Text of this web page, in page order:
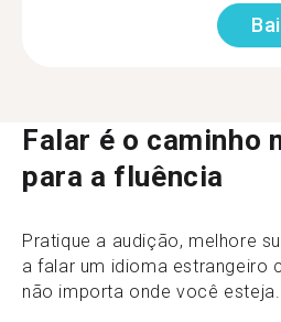
Falar é o caminho
para a fluência
Pratique a audição, melhore
a falar um idioma estrangeiro
não importa onde você esteja.